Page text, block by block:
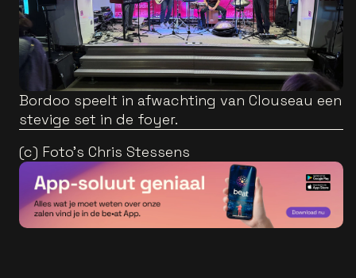
Bordoo speelt in afwachting van Clouseau een
stevige set in de foyer.
(c) Foto's Chris Stessens